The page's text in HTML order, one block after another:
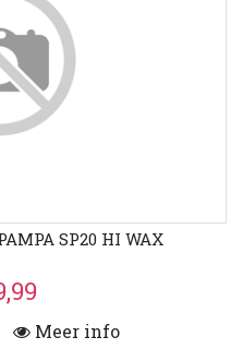
SP20 HI WAX
Meer info